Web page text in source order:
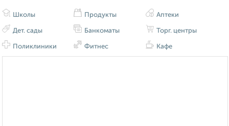
Школы
Дет. сады
Поликлиники
Продукты
Банкоматы
Фитнес
Аптеки
Торг. центры
Кафе